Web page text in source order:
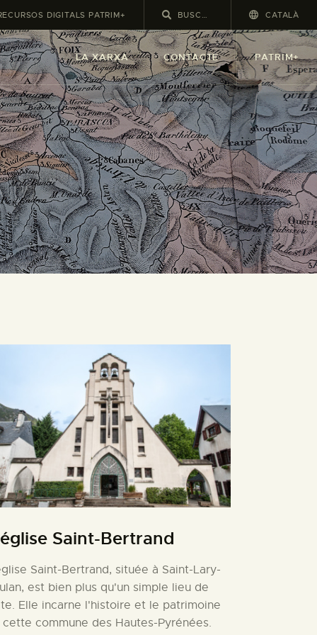
DIGITALS PATRIM+ CATALÀ
LA XARXA CONTACTE PATRIM+
Saint-Bertrand
Saint-Bertrand, située à Saint-Lary-
est bien plus qu'un simple lieu de
Elle incarne l'histoire et le patrimoine
commune des Hautes-Pyrénées.